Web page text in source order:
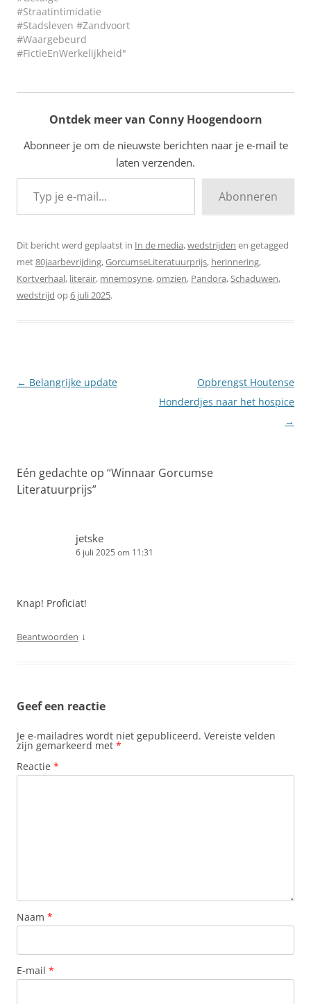
#Straatintimidatie
#Stadsleven #Zandvoort
#Waargebeurd
#FictieEnWerkelijkheid"
Ontdek meer van Conny Hoogendoorn
Abonneer je om de nieuwste berichten naar je e-mail te
laten verzenden.
Typ je e-mail...
Abonneren
Dit bericht werd geplaatst in In de media,wedstrijden en getagged
met80jaarbevrijding,GorcumseLiteratuurprijs, herinnering,
Kortverhaal, literair, mnemosyne,omzien, Pandora,Schaduwen,
wedstrijd op6 juli 2025.
Berichtnavigatie
← Belangrijke update
Opbrengst Houtense
Honderdjes naar het hospice
→
Eén gedachte op “Winnaar Gorcumse
Literatuurprijs”
jetske
6 juli 2025 om 11:31
Knap! Proficiat!
Beantwoorden ↓
Geef een reactie
Je e-mailadres wordt niet gepubliceerd. Vereiste velden
zijn gemarkeerd met *
Reactie *
Naam *
E-mail *